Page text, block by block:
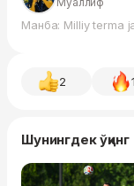
Манба: Milliy terma
2 1
Шунингдек ўқинг